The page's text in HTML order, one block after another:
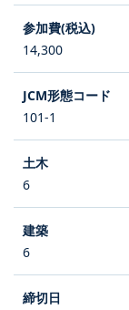
14,300
101-1
6
6